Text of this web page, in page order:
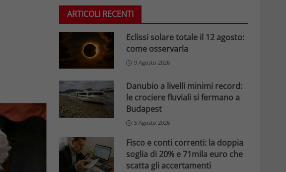
ARTICOLI RECENTI
Eclissi solare totale il 12 agosto:
come osservarla
9 Agosto 2026
Danubio a livelli minimi record:
le crociere fluviali si fermano a
Budapest
5 Agosto 2026
Fisco e conti correnti: la doppia
soglia di 20% e 71mila euro che
scatta gli accertamenti